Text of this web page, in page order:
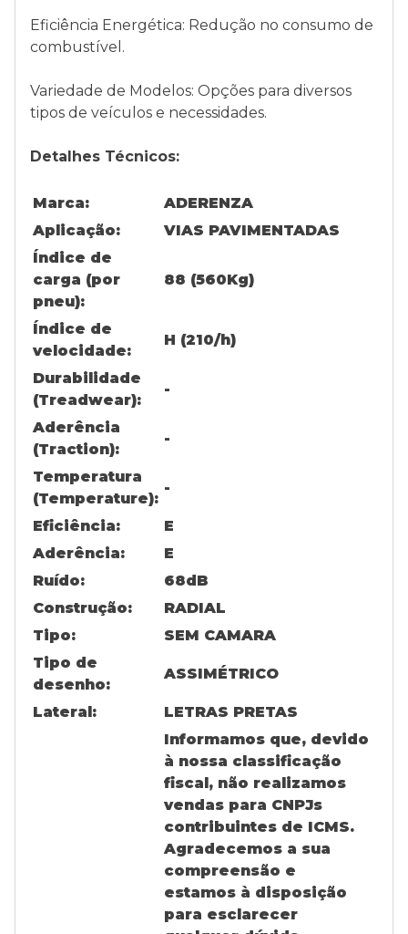
Eficiência Energética: Redução no consumo de
combustível.
Variedade de Modelos: Opções para diversos
tipos de veículos e necessidades.
Detalhes Técnicos:
Marca:
ADERENZA
Aplicação:
VIAS PAVIMENTADAS
Índice de
carga (por
pneu):
88 (560Kg)
Índice de
velocidade:
H (210/h)
Durabilidade
(Treadwear):
-
Aderência
(Traction):
-
Temperatura
(Temperature):
-
Eficiência:
E
Aderência:
E
Ruído:
68dB
Construção:
RADIAL
Tipo:
SEM CAMARA
Tipo de
desenho:
ASSIMÉTRICO
Lateral:
LETRAS PRETAS
Informamos que, devido
à nossa classificação
fiscal, não realizamos
vendas para CNPJs
contribuintes de ICMS.
Agradecemos a sua
compreensão e
estamos à disposição
para esclarecer